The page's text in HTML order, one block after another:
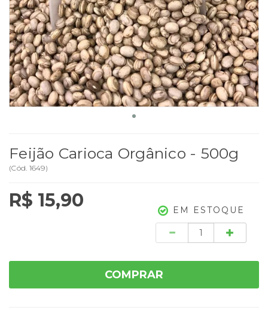
Feijão Carioca Orgânico - 500g
(Cód. 1649)
R$ 15,90 EM ESTOQUE
COMPRAR